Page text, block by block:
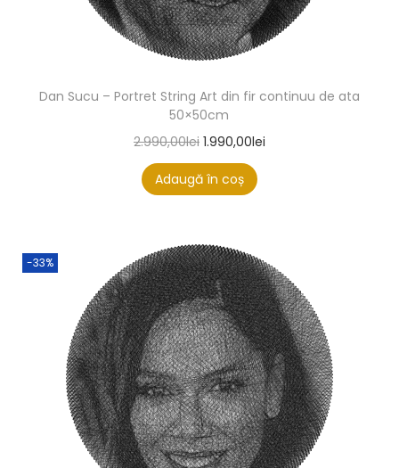
Dan Sucu – Portret String Art din fir continuu de ata
50×50cm
2.990,00lei 1.990,00lei
Adaugă în coș
-33%